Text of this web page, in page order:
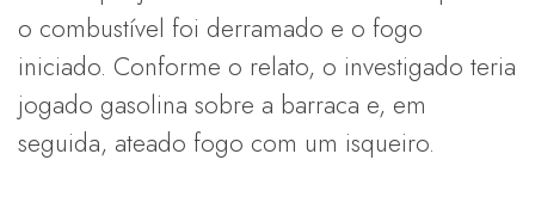
o combustível foi derramado e o fogo
iniciado. Conforme o relato, o investigado teria
jogado gasolina sobre a barraca e, em
seguida, ateado fogo com um isqueiro.